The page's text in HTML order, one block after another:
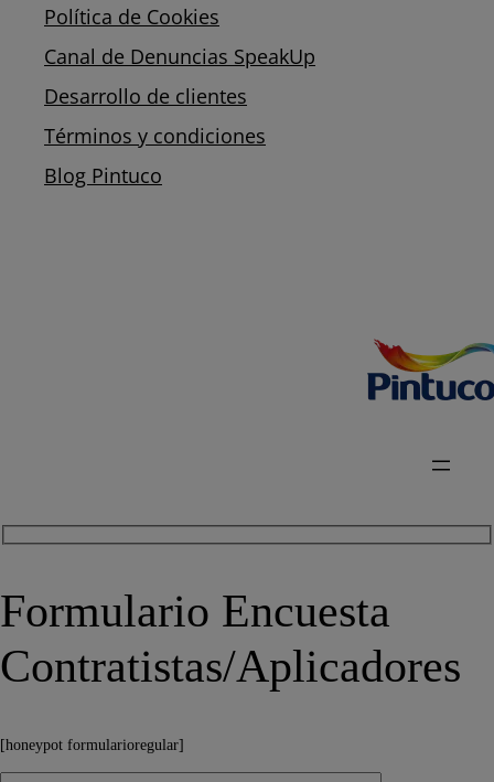
Política de Cookies
Canal de Denuncias SpeakUp
Desarrollo de clientes
Términos y condiciones
Blog Pintuco
Formulario Encuesta
Contratistas/Aplicadores
[honeypot formularioregular]